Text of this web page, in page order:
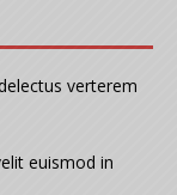
verterem
euismod in